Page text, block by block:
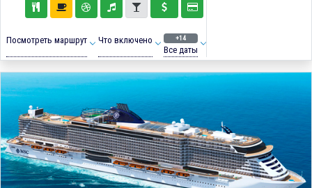
Посмотреть маршрут Что включено +14
Все даты